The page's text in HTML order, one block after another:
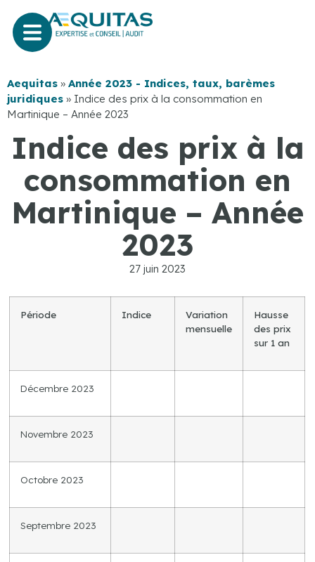
Aequitas » Année 2023 - Indices, taux, barèmes
juridiques » Indice des prix à la consommation en
Martinique – Année 2023
Indice des prix à la
consommation en
Martinique – Année
2023
27 juin 2023
Période Indice
Variation
mensuelle
Hausse
des prix
sur 1 an
Décembre 2023
Novembre 2023
Octobre 2023
Septembre 2023